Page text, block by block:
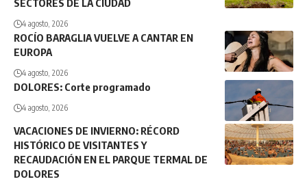
SECTORES DE LA CIUDAD
4 agosto, 2026
ROCÍO BARAGLIA VUELVE A CANTAR EN
EUROPA
4 agosto, 2026
DOLORES: Corte programado
4 agosto, 2026
VACACIONES DE INVIERNO: RÉCORD
HISTÓRICO DE VISITANTES Y
RECAUDACIÓN EN EL PARQUE TERMAL DE
DOLORES